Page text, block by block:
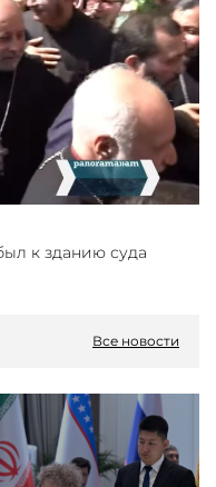
к зданию суда
Все новости